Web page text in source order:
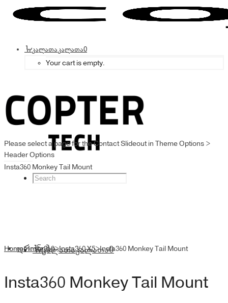
კალათაკალათა0
Your cart is empty.
კალათაკალათა0
დრონები
Please select a page for the Contact Slideout in Theme Options >
Header Options
Insta360 Monkey Tail Mount
Home>Insta360>Insta360 X5>Insta360 Monkey Tail Mount
Insta360 Monkey Tail Mount